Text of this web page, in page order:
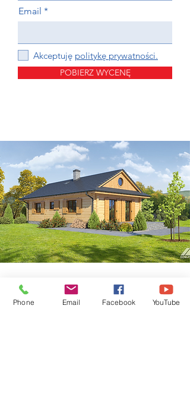
Email
Akceptuję politykę prywatności.
POBIERZ WYCENĘ
Interesuje Cię wycena innego projektu?
Zapraszamy tutaj:
Phone Email Facebook YouTube